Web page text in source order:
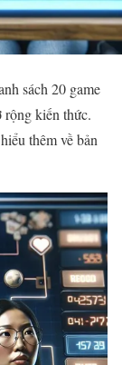
sách 20 game
kiến thức.
thêm về bản